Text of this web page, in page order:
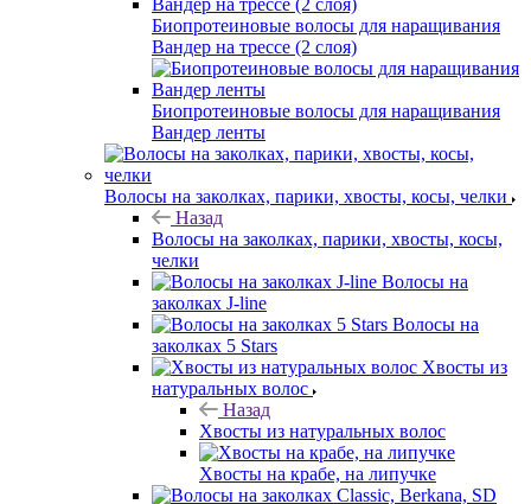
Биопротеиновые волосы для наращивания
Вандер на трессе (2 слоя)
Биопротеиновые волосы для наращивания
Вандер ленты
Волосы на заколках, парики, хвосты, косы, челки
Назад
Волосы на заколках, парики, хвосты, косы,
челки
Волосы на
заколках J-line
Волосы на
заколках 5 Stars
Хвосты из
натуральных волос
Назад
Хвосты из натуральных волос
Хвосты на крабе, на липучке